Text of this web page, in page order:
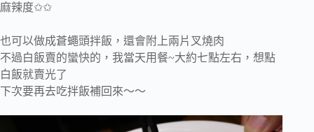
麻辣度✩✩
也可以做成蒼蠅頭拌飯，還會附上兩片叉燒肉
不過白飯賣的蠻快的，我當天用餐~大約七點左右，想點
白飯就賣光了
下次要再去吃拌飯補回來～～